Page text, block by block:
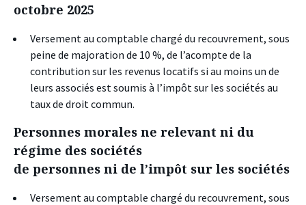
octobre 2025
Versement au comptable chargé du recouvrement, sous
peine de majoration de 10 %, de l’acompte de la
contribution sur les revenus locatifs si au moins un de
leurs associés est soumis à l’impôt sur les sociétés au
taux de droit commun.
Personnes morales ne relevant ni du
régime des sociétés
de personnes ni de l’impôt sur les sociétés
Versement au comptable chargé du recouvrement, sous